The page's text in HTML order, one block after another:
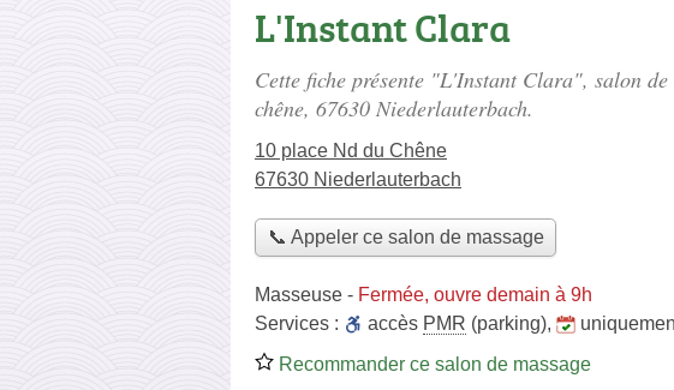
L'Instant Clara
Cette fiche présente "L'Instant Clara", salon de
chêne, 67630 Niederlauterbach.
10 place Nd du Chêne
67630 Niederlauterbach
📞 Appeler ce salon de massage
Masseuse - Fermée, ouvre demain à 9h
Services :
accès PMR (parking),
Recommander ce salon de massage